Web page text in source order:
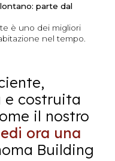
parte dal
è uno dei migliori
nel tempo.
e costruita
il nostro
ora una
Building